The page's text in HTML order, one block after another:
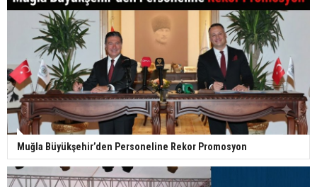
Muğla Büyükşehir’den Personeline Rekor Promosyon